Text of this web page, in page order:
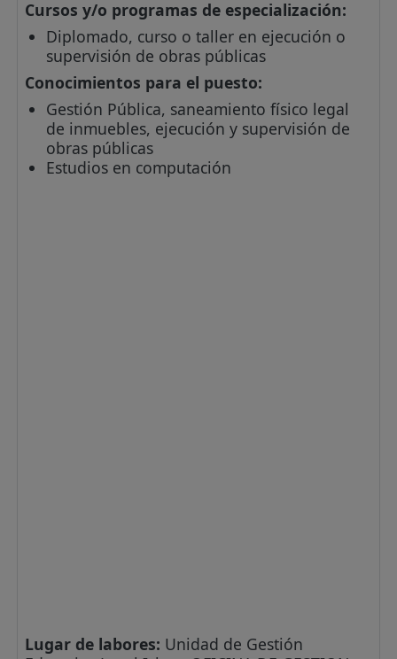
Cursos y/o programas de especialización:
Diplomado, curso o taller en ejecución o
supervisión de obras públicas
Conocimientos para el puesto:
Gestión Pública, saneamiento físico legal
de inmuebles, ejecución y supervisión de
obras públicas
Estudios en computación
Lugar de labores: Unidad de Gestión